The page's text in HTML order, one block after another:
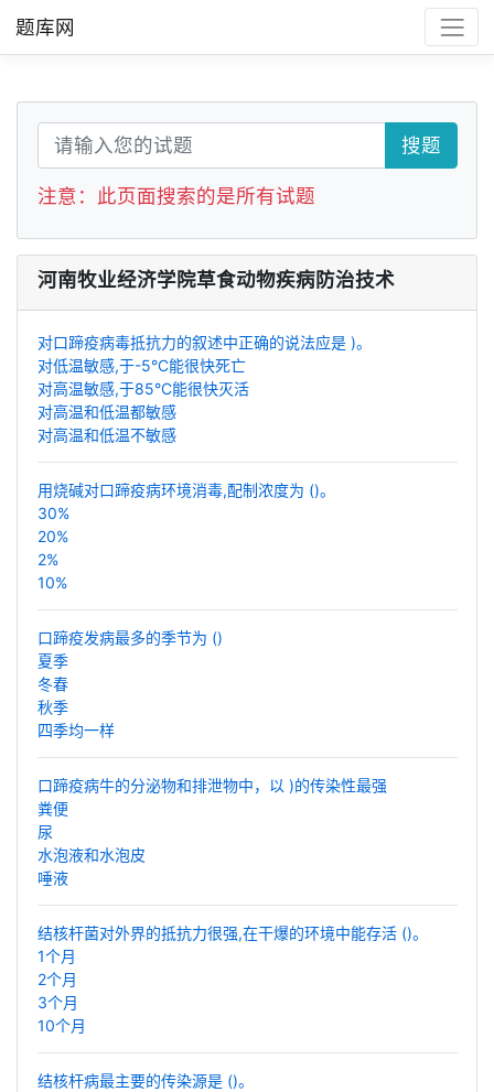
题库网
搜题
注意：此页面搜索的是所有试题
河南牧业经济学院草食动物疾病防治技术
对口蹄疫病毒抵抗力的叙述中正确的说法应是 )。
对低温敏感,于-5°C能很快死亡
对高温敏感,于85°C能很快灭活
对高温和低温都敏感
对高温和低温不敏感
用烧碱对口蹄疫病环境消毒,配制浓度为 ()。
30%
20%
2%
10%
口蹄疫发病最多的季节为 ()
夏季
冬春
秋季
四季均一样
口蹄疫病牛的分泌物和排泄物中，以 )的传染性最强
粪便
尿
水泡液和水泡皮
唾液
结核杆菌对外界的抵抗力很强,在干爆的环境中能存活 ()。
1个月
2个月
3个月
10个月
结核杆病最主要的传染源是 ()。